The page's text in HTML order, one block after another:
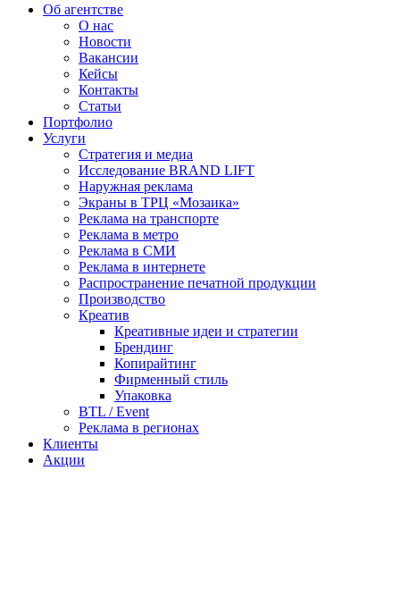
Об агентстве
О нас
Новости
Вакансии
Кейсы
Контакты
Статьи
Портфолио
Услуги
Стратегия и медиа
Исследование BRAND LIFT
Наружная реклама
Экраны в ТРЦ «Мозаика»
Реклама на транспорте
Реклама в метро
Реклама в СМИ
Реклама в интернете
Распространение печатной продукции
Производство
Креатив
Креативные идеи и стратегии
Брендинг
Копирайтинг
Фирменный стиль
Упаковка
BTL / Event
Реклама в регионах
Клиенты
Акции